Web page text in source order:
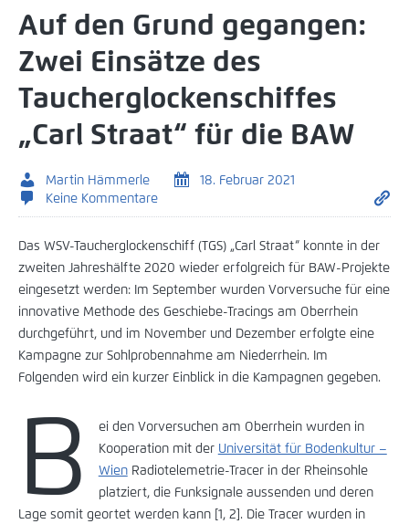
Auf den Grund gegangen:
Zwei Einsätze des
Taucherglockenschiffes
„Carl Straat“ für die BAW
Martin Hämmerle
18. Februar 2021
Keine Kommentare
Das WSV-Taucherglockenschiff (TGS) „Carl Straat“ konnte in der
zweiten Jahreshälfte 2020 wieder erfolgreich für BAW-Projekte
eingesetzt werden: Im September wurden Vorversuche für eine
innovative Methode des Geschiebe-Tracings am Oberrhein
durchgeführt, und im November und Dezember erfolgte eine
Kampagne zur Sohlprobennahme am Niederrhein. Im
Folgenden wird ein kurzer Einblick in die Kampagnen gegeben.
B
ei den Vorversuchen am Oberrhein wurden in
Kooperation mit der Universität für Bodenkultur –
WienRadiotelemetrie-Tracer in der Rheinsohle
platziert, die Funksignale aussenden und deren
Lage somit geortet werden kann [1, 2]. Die Tracer wurden in